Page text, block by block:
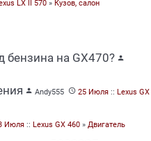
LX II 570 » Кузов, салон
бензина на GX470? 
 Andy555  25 Июля :: Lexus GX
Июля :: Lexus GX 460 » Двигатель